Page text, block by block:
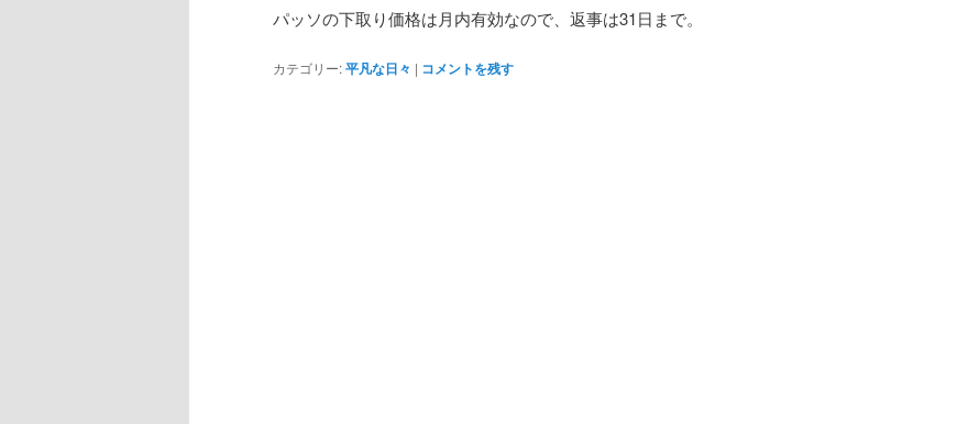
パッソの下取り価格は月内有効なので、返事は31日まで。
カテゴリー:平凡な日々 | コメントを残す